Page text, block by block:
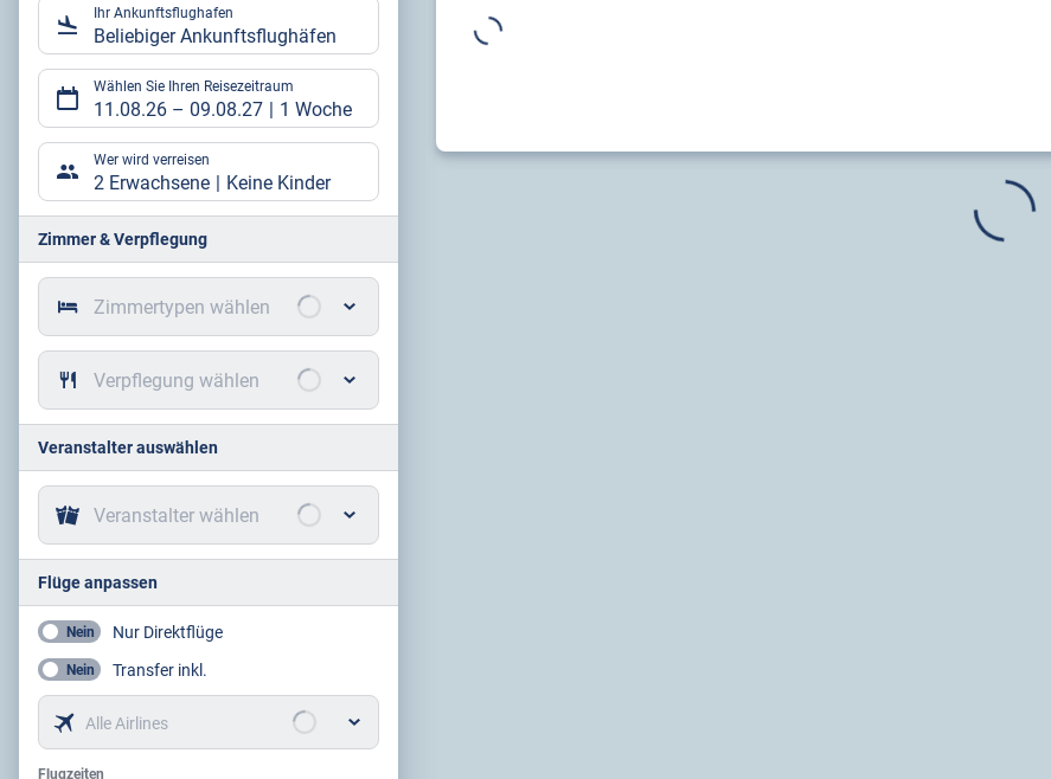
Ihr Ankunftsflughafen
Beliebiger Ankunftsflughäfen
Wählen Sie Ihren Reisezeitraum
11.08.26 – 09.08.27 1 Woche
Wer wird verreisen
2 Erwachsene Keine Kinder
Zimmer & Verpflegung
Zimmertypen wählen
Verpflegung wählen
Veranstalter auswählen
Veranstalter wählen
Flüge anpassen
Nein Nur Direktflüge
Nein Transfer inkl.
Alle Airlines
Flugzeiten
Flugzeiten